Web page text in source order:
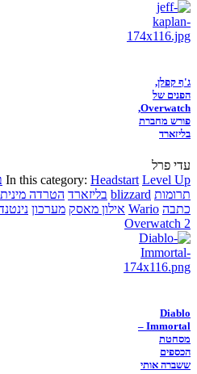
ג'ף קפלן,
הפנים של
Overwatch,
פורש מחברת
בליזארד
עדי פרל
In this category: Headstart Level Up
תרומות blizzard בליזארד הטרדה מינית
כתבה Wario אילון מאסק מערכון
Overwatch 2
Diablo
Immortal –
מסחטת
הכספים
ששברה אותי